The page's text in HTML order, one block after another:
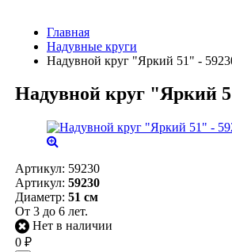
Главная
Надувные круги
Надувной круг "Яркий 51" -
Надувной круг "Яркий
Артикул: 59230
Артикул: 59230
Диаметр: 51 см
От 3 до 6 лет.
Нет в наличии
0 ₽